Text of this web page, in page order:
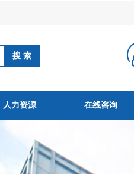
人力资源 在线咨询